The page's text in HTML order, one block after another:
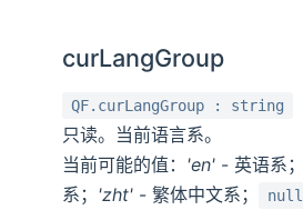
curLangGroup
QF.curLangGroup : string
只读。当前语言系。
当前可能的值： 'en' - 英语系；
系； 'zht' - 繁体中文系； null